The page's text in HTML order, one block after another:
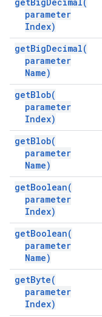
parameter
Index)
getBigDecimal(
parameter
Name)
getBlob(
parameter
Index)
getBlob(
parameter
Name)
getBoolean(
parameter
Index)
getBoolean(
parameter
Name)
getByte(
parameter
Index)